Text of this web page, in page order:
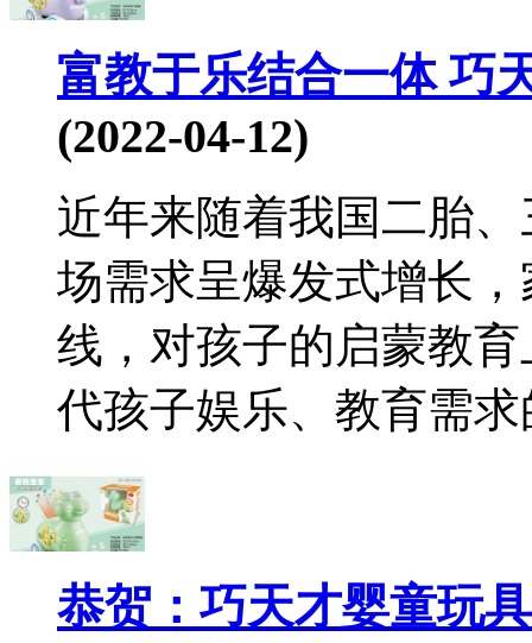
富教于乐结合一体 巧
(2022-04-12)
近年来随着我国二胎
场需求呈爆发式增长
线，对孩子的启蒙教
代孩子娱乐、教育需
恭贺：巧天才婴童玩